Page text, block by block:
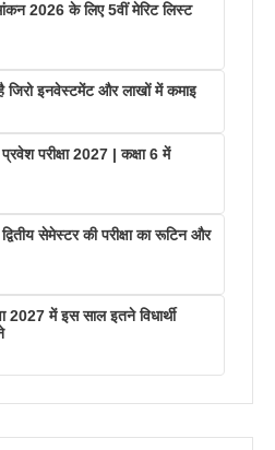
2026 के लिए 5वीं मेरिट लिस्ट
जिरो इनवेस्टमेंट और लाखों में कमाइ
परीक्षा 2027 | कक्षा 6 में
सेमेस्टर की परीक्षा का रूटिन और
2027 में इस साल इतने विधार्थी